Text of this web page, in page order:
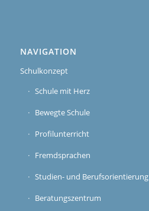
NAVIGATION
Schulkonzept
Schule mit Herz
Bewegte Schule
Profilunterricht
Fremdsprachen
Studien- und Berufsorientierung
Beratungszentrum